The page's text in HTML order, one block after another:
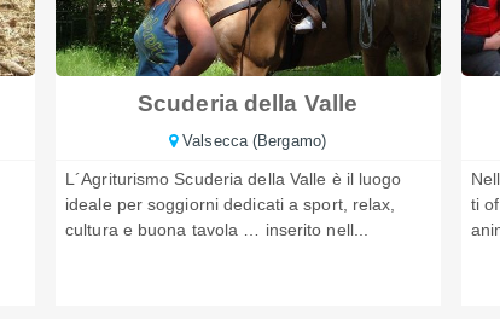
Scuderia della Valle
Valsecca (Bergamo)
L´Agriturismo Scuderia della Valle è il luogo
ideale per soggiorni dedicati a sport, relax,
cultura e buona tavola … inserito nell...
ti